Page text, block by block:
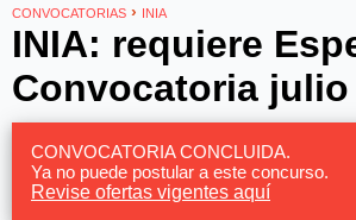
CONVOCATORIAS › INIA
INIA: requiere
Convocatoria julio
CONVOCATORIA CONCLUIDA.
Ya no puede postular a este concurso.
Revise ofertas vigentes aquí